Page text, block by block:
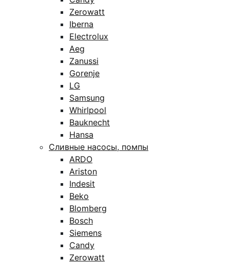
Zerowatt
Iberna
Electrolux
Aeg
Zanussi
Gorenje
LG
Samsung
Whirlpool
Bauknecht
Hansa
Сливные насосы, помпы
ARDO
Ariston
Indesit
Beko
Blomberg
Bosch
Siemens
Candy
Zerowatt